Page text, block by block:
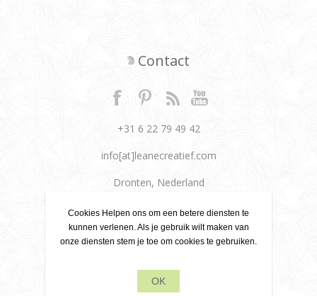
Contact
+31 6 22 79 49 42
info[at]leanecreatief.com
Dronten, Nederland
Leane Creatief
Privacy beleid
Over ons
Cookies Helpen ons om een betere diensten te
kunnen verlenen. Als je gebruik wilt maken van
onze diensten stem je toe om cookies te gebruiken.
OK